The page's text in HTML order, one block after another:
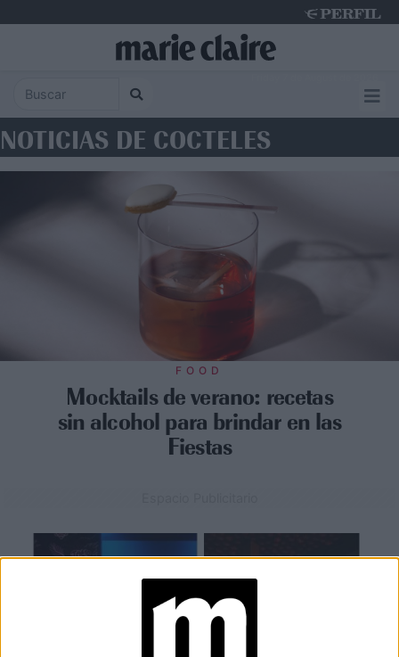
NOTICIAS DE COCTELES
FOOD
Mocktails de verano: recetas
sin alcohol para brindar en las
Fiestas